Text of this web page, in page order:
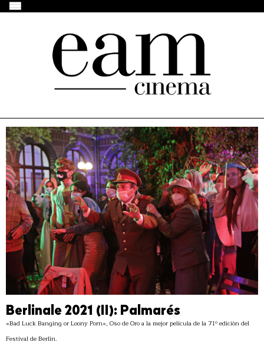
Berlinale 2021 (II): Palmarés
«Bad Luck Banging or Loony Porn», Oso de Oro a la mejor película de la 71º edición del
Festival de Berlín.